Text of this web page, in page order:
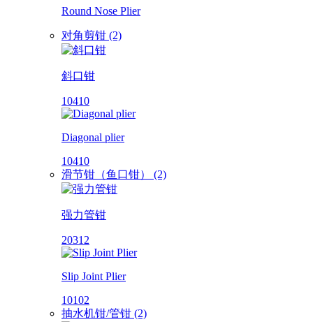
Round Nose Plier
对角剪钳 (2)
斜口钳
10410
Diagonal plier
10410
滑节钳（鱼口钳） (2)
强力管钳
20312
Slip Joint Plier
10102
抽水机钳/管钳 (2)